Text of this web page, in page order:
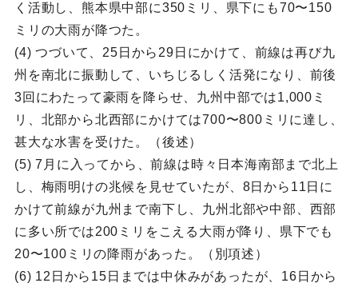
く活動し、熊本県中部に350ミリ、県下にも70〜150
ミリの大雨が降つた。
(4) つづいて、25日から29日にかけて、前線は再び九
州を南北に振動して、いちじるしく活発になり、前後
3回にわたって豪雨を降らせ、九州中部では1,000ミ
リ、北部から北西部にかけては700〜800ミリに達し、
甚大な水害を受けた。（後述）
(5) 7月に入ってから、前線は時々日本海南部まで北上
し、梅雨明けの兆候を見せていたが、8日から11日に
かけて前線が九州まで南下し、九州北部や中部、西部
に多い所では200ミリをこえる大雨が降り、県下でも
20〜100ミリの降雨があった。（別項述）
(6) 12日から15日までは中休みがあったが、16日から